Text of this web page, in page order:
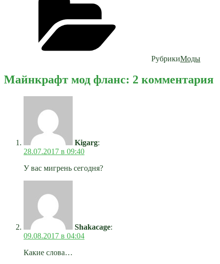
РубрикиМоды
Майнкрафт мод фланс: 2 комментария
Kigarg:
28.07.2017 в 09:40
У вас мигрень сегодня?
Shakacage:
09.08.2017 в 04:04
Какие слова…